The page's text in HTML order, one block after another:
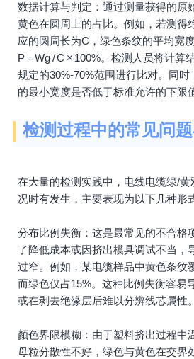
数据计算与判定：通过测量获得的原
黄色在圆周上的占比。例如，若测得
应的圆周长为C，绿色条纹的平均宽
P = Wg / C × 100%。检测人员将计算
规定的30%-70%范围进行比对。同
的最小宽度是否低于标准允许的下限
检测过程中的常见问
在大量的检测实践中，电线电缆绿/
况时有发生，主要表现为以下几种形
分布比例失衡：这是最常见的不合格
了降低成本或因挤出模具调试不当，
过窄。例如，某电缆样品中黄色条纹
而绿色仅占15%。这种比例失衡容易
或在剥去绝缘层后难以分辨线芯属性。
颜色界限模糊：由于塑料挤出过程中
母粒分散性不好，绿色与黄色在交界